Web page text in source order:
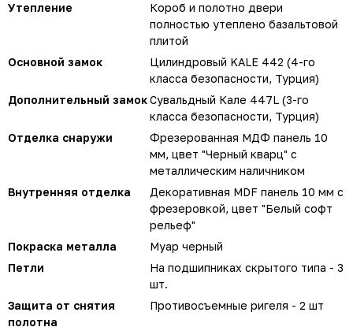
Утепление
Короб и полотно двери
полностью утеплено базальтовой
плитой
Основной замок
Цилиндровый KALE 442 (4-го
класса безопасности, Турция)
Дополнительный замокСувальдный Кале 447L (3-го
класса безопасности, Турция)
Отделка снаружи
Фрезерованная МДФ панель 10
мм, цвет "Черный кварц" с
металлическим наличником
Внутренняя отделка
Декоративная MDF панель 10 мм с
фрезеровкой, цвет "Белый софт
рельеф"
Покраска металла
Муар черный
Петли
На подшипниках скрытого типа - 3
шт.
Защита от снятия
полотна
Противосъемные ригеля - 2 шт